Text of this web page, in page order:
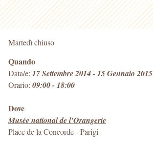
Martedì chiuso
Quando
Data/e: 17 Settembre 2014 - 15 Gennaio 2015
Orario: 09:00 - 18:00
Dove
Musée national de l’Orangerie
Place de la Concorde-Parigi